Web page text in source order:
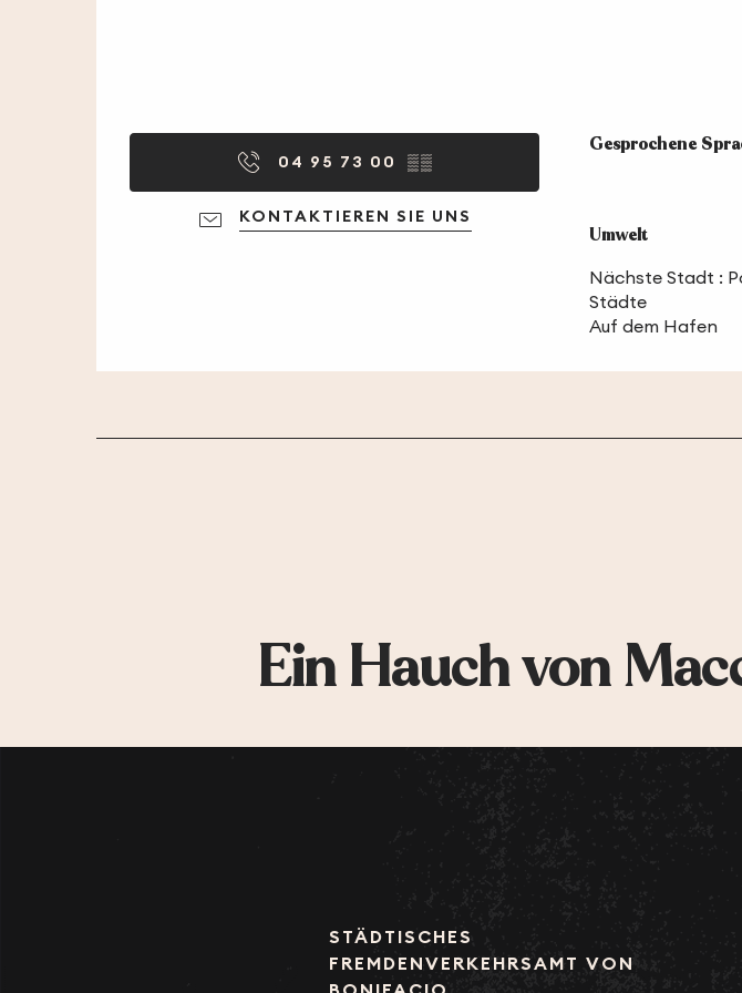
04 95 73 00 ▒▒
KONTAKTIEREN SIE UNS
Gesprochene
Gesprochene
Umwelt
Umwelt
Nächste Stadt :
Städte
Auf dem Hafen
Ein Hauch von
STÄDTISCHES
FREMDENVERKEHRSAMT VON